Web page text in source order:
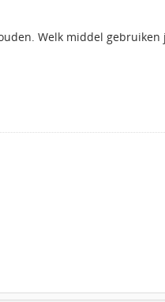
Welk middel gebruiken